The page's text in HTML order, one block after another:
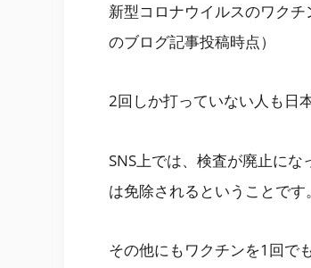
新型コロナウイルスのワク
のブログ記事投稿時点）
2回しか打っていない人も日
SNS上では、検査が廃止に
は免除されるということです。
その他にもワクチンを1回で